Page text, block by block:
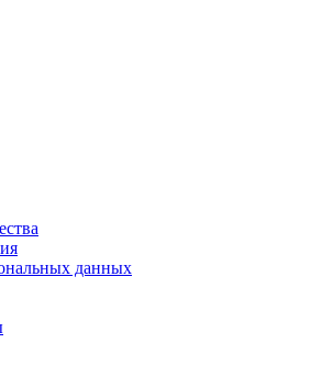
данных